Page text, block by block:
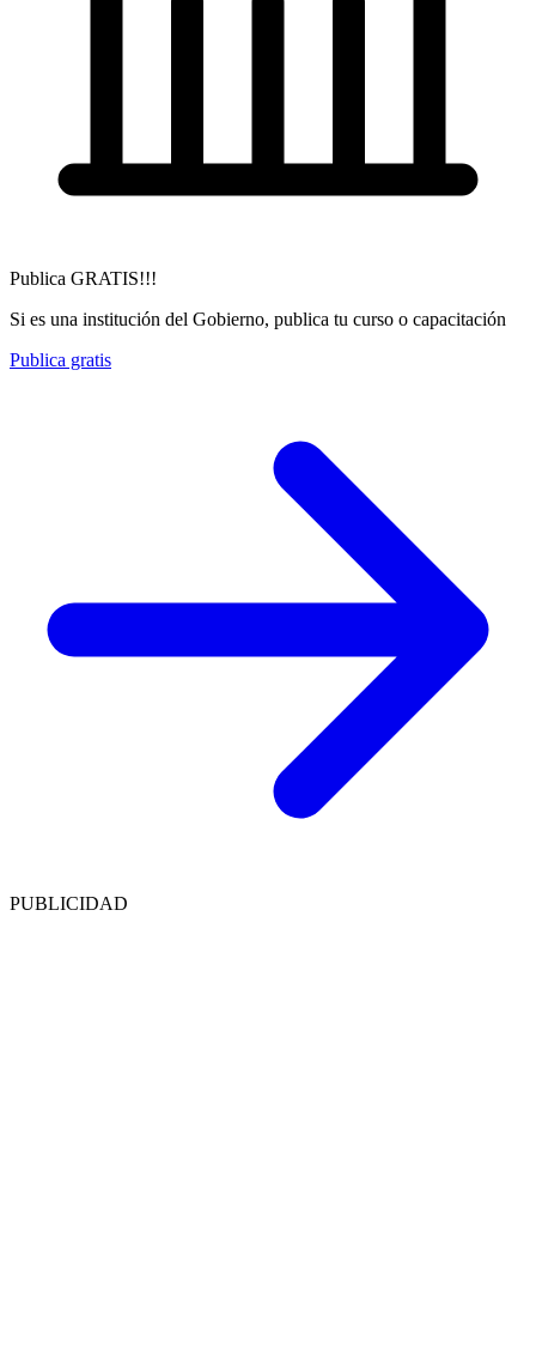
Publica GRATIS!!!
Si es una institución del Gobierno, publica tu curso o capacitación
Publica gratis
PUBLICIDAD